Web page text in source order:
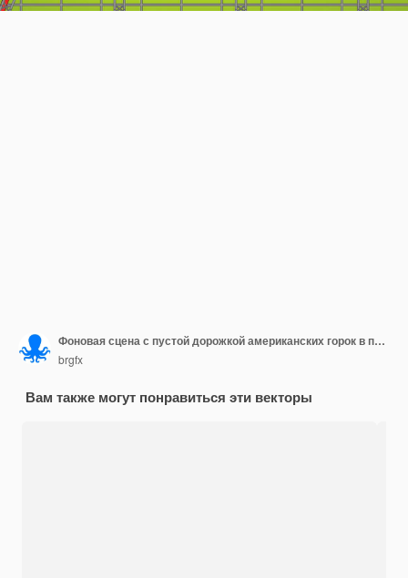
Фоновая сцена с пустой дорожкой американских горок в парке
brgfx
Вам также могут понравиться эти векторы